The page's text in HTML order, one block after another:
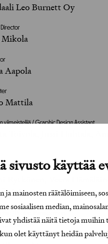
sivusto käyttää
mainosten räätälöimiseen,
sosiaalisen median,
yhdistää näitä tietoja
kun olet käyttänyt heidän
Leo Burnett Oy
Aapola
Mattila
viimeistelijä / Graphic Design Assistant
vastuuhenkilö / Clients Representative